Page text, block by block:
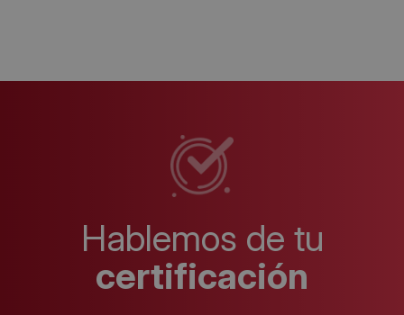
Hablemos de tu
certificación